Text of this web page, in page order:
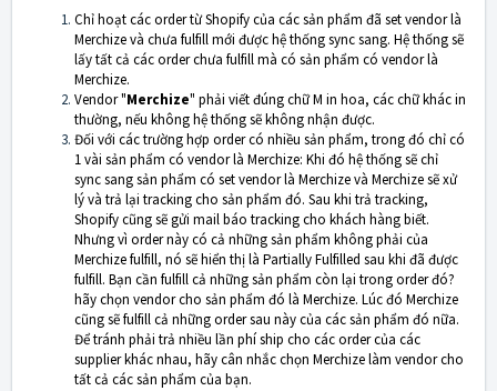
Chỉ hoạt các order từ Shopify của các sản phẩm đã set vendor là
Merchize và chưa fulfill mới được hệ thống sync sang. Hệ thống sẽ
lấy tất cả các order chưa fulfill mà có sản phẩm có vendor là
Merchize.
Vendor "Merchize" phải viết đúng chữ M in hoa, các chữ khác in
thường, nếu không hệ thống sẽ không nhận được.
Đối với các trường hợp order có nhiều sản phẩm, trong đó chỉ có
1 vài sản phẩm có vendor là Merchize: Khi đó hệ thống sẽ chỉ
sync sang sản phẩm có set vendor là Merchize và Merchize sẽ xử
lý và trả lại tracking cho sản phẩm đó. Sau khi trả tracking,
Shopify cũng sẽ gửi mail báo tracking cho khách hàng biết.
Nhưng vì order này có cả những sản phẩm không phải của
Merchize fulfill, nó sẽ hiển thị là Partially Fulfilled sau khi đã được
fulfill. Bạn cần fulfill cả những sản phẩm còn lại trong order đó?
hãy chọn vendor cho sản phẩm đó là Merchize. Lúc đó Merchize
cũng sẽ fulfill cả những order sau này của các sản phẩm đó nữa.
Để tránh phải trả nhiều lần phí ship cho các order của các
supplier khác nhau, hãy cân nhắc chọn Merchize làm vendor cho
tất cả các sản phẩm của bạn.